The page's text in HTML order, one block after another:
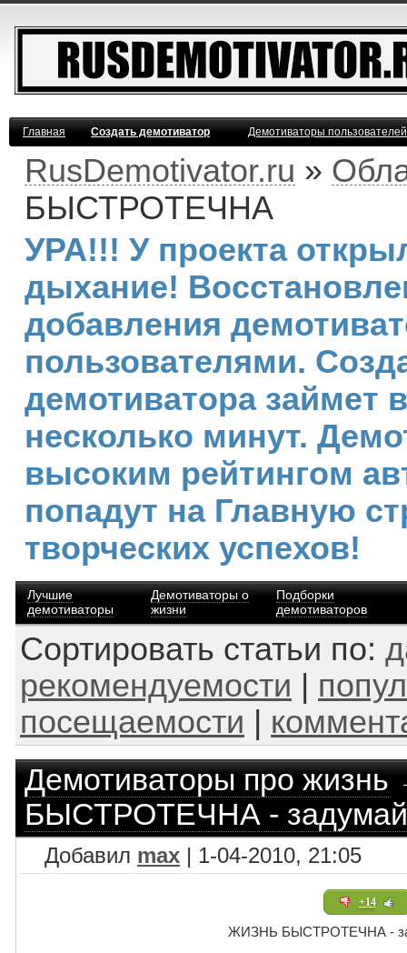
Главная Создать демотиватор Демотиваторы
RusDemotivator.ru »
БЫСТРОТЕЧНА
УРА!!! У проекта
дыхание!
добавления
пользователями.
демотиватора займет
несколько минут.
высоким рейтингом
попадут на Главную
творческих успехов!
Лучшие
демотиваторы
Демотиваторы о
жизни
Подборки
демотиваторов
Сортировать статьи по:
рекомендуемости
посещаемости
Демотиваторы про жизнь
БЫСТРОТЕЧНА -
Добавил max | 1-04-2010, 21:05
+14
ЖИЗНЬ БЫСТРОТЕЧНА -